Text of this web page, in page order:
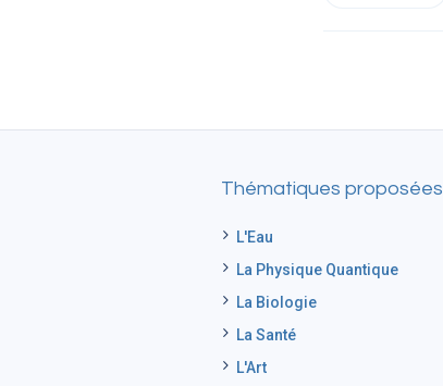
Thématiques proposées
L'Eau
La Physique Quantique
La Biologie
La Santé
L'Art